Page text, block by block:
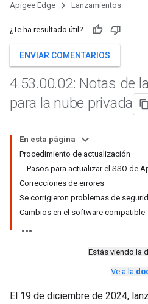
Apigee Edge Lanzamientos
¿Te ha resultado útil?
ENVIAR COMENTARIOS
4.53.00.02: Notas de
para la nube privada
En esta página
Procedimiento de actualización
Pasos para actualizar el SSO de
Correcciones de errores
Se corrigieron problemas de
Cambios en el software compatible
Estás viendo la
Ve a la
El 19 de diciembre de 2024,